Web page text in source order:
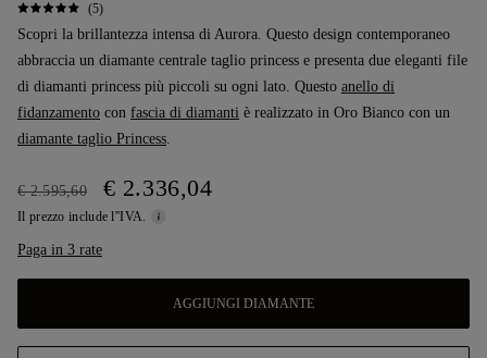
(5)
Scopri la brillantezza intensa di Aurora. Questo design contemporaneo
abbraccia un diamante centrale taglio princess e presenta due eleganti file
di diamanti princess più piccoli su ogni lato. Questo anello di
fidanzamento con fascia di diamanti è realizzato in Oro Bianco con un
diamante taglio Princess.
€ 2.595,60 € 2.336,04
Il prezzo include l''IVA.
Paga in 3 rate
AGGIUNGI DIAMANTE